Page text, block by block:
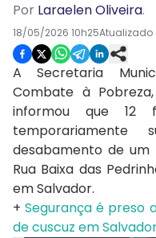
Por Laraelen Oliveira.
18/05/2026 10h25Atualizado
A Secretaria
Combate à
informou que 12
temporariamente
desabamento de
Rua Baixa das
em Salvador.
+Segurança é preso
de cuscuz em